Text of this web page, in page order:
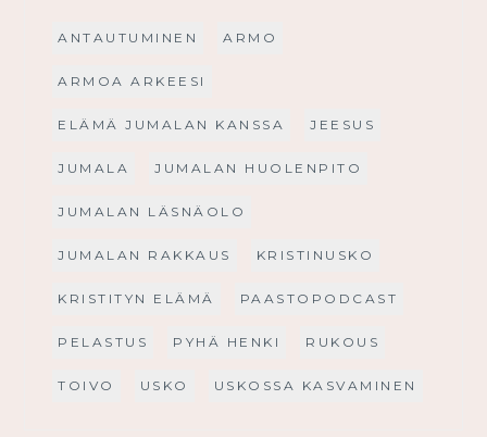
ANTAUTUMINEN ARMO
ARMOA ARKEESI
ELÄMÄ JUMALAN KANSSA JEESUS
JUMALA JUMALAN HUOLENPITO
JUMALAN LÄSNÄOLO
JUMALAN RAKKAUS KRISTINUSKO
KRISTITYN ELÄMÄ PAASTOPODCAST
PELASTUS PYHÄ HENKI RUKOUS
TOIVO USKO USKOSSA KASVAMINEN